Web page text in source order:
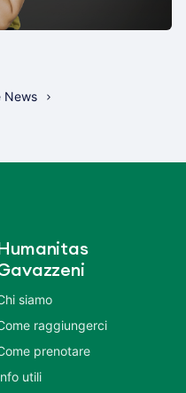
News
Humanitas
siamo
raggiungerci
prenotare
utili